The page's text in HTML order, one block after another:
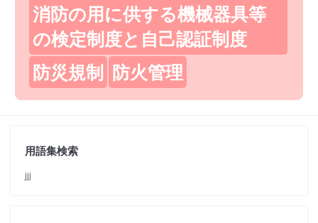
消防の用に供する機械器具等
の検定制度と自己認証制度
防災規制 防火管理
用語集検索
jjj